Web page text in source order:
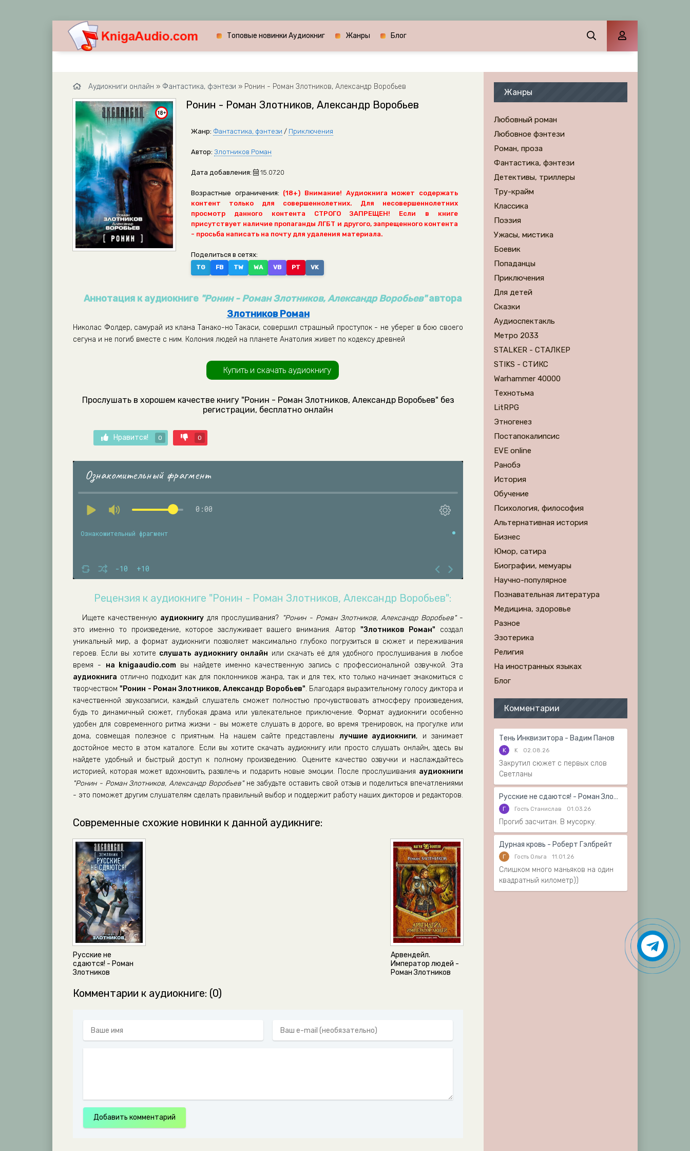
Топовые новинки Аудиокниг Жанры Блог
Аудиокниги онлайн » Фантастика, фэнтези » Ронин - Роман Злотников, Александр Воробьев
Ронин - Роман Злотников, Александр Воробьев
Жанр: Фантастика, фэнтези / Приключения
Автор: Злотников Роман
Дата добавления: 15.07.20
Возрастные ограничения: (18+) Внимание! Аудиокнига может содержать
контент только для совершеннолетних. Для несовершеннолетних
просмотр данного контента СТРОГО ЗАПРЕЩЕН! Если в книге
присутствует наличие пропаганды ЛГБТ и другого, запрещенного контента
- просьба написать на почту для удаления материала.
Поделиться в сетях:
TG FB TW WA VB PT VK
Аннотация к аудиокниге "Ронин - Роман Злотников, Александр Воробьев"автора
Злотников Роман
Николас Фолдер, самурай из клана Танако-но Такаси, совершил страшный проступок - не уберег в бою своего
сегуна и не погиб вместе с ним. Колония людей на планете Анатолия живет по кодексу древней
Купить и скачать аудиокнигу
Прослушать в хорошем качестве книгу "Ронин - Роман Злотников, Александр Воробьев" без
регистрации, бесплатно онлайн
Нравится! 0 0
Ознакомительный фрагмент
0:00
-10 +10
Ознакомительный фрагмент
Рецензия к аудиокниге "Ронин - Роман Злотников, Александр Воробьев":
Ищете качественную аудиокнигу для прослушивания? "Ронин - Роман Злотников, Александр Воробьев"-
это именно то произведение, которое заслуживает вашего внимания. Автор"Злотников Роман" создал
уникальный мир, а формат аудиокниги позволяет максимально глубоко погрузиться в сюжет и переживания
героев. Если вы хотите слушать аудиокнигу онлайн или скачать её для удобного прослушивания в любое
время - на knigaaudio.com вы найдете именно качественную запись с профессиональной озвучкой. Эта
аудиокнига отлично подходит как для поклонников жанра, так и для тех, кто только начинает знакомиться с
творчеством"Ронин - Роман Злотников, Александр Воробьев". Благодаря выразительному голосу диктора и
качественной звукозаписи, каждый слушатель сможет полностью прочувствовать атмосферу произведения,
будь то динамичный сюжет, глубокая драма или увлекательное приключение. Формат аудиокниги особенно
удобен для современного ритма жизни - вы можете слушать в дороге, во время тренировок, на прогулке или
дома, совмещая полезное с приятным. На нашем сайте представлены лучшие аудиокниги, и занимает
достойное место в этом каталоге. Если вы хотите скачать аудиокнигу или просто слушать онлайн, здесь вы
найдете удобный и быстрый доступ к полному произведению. Оцените качество озвучки и наслаждайтесь
историей, которая может вдохновить, развлечь и подарить новые эмоции. После прослушивания аудиокниги
"Ронин - Роман Злотников, Александр Воробьев"не забудьте оставить свой отзыв и поделиться впечатлениями
- это поможет другим слушателям сделать правильный выбор и поддержит работу наших дикторов и редакторов.
Современные схожие новинки к данной аудикниге:
Русские не
сдаются! - Роман
Злотников
Арвендейл.
Император людей -
Роман Злотников
Комментарии к аудиокниге: (0)
Добавить комментарий
Жанры
Любовный роман
Любовное фэнтези
Роман, проза
Фантастика, фэнтези
Детективы, триллеры
Тру-крайм
Классика
Поэзия
Ужасы, мистика
Боевик
Попаданцы
Приключения
Для детей
Сказки
Аудиоспектакль
Метро 2033
STALKER - СТАЛКЕР
STIKS - СТИКС
Warhammer 40000
Технотьма
LitRPG
Этногенез
Постапокалипсис
EVE online
Ранобэ
История
Обучение
Психология, философия
Альтернативная история
Бизнес
Юмор, сатира
Биографии, мемуары
Научно-популярное
Познавательная литература
Медицина, здоровье
Разное
Эзотерика
Религия
На иностранных языках
Блог
Комментарии
Тень Инквизитора - Вадим Панов
K K 02.08.26
Закрутил сюжет с первых слов
Светланы
Русские не сдаются! - Роман Злотников
Г Гость Станислав 01.03.26
Прогиб засчитан. В мусорку.
Дурная кровь - Роберт Гэлбрейт
Г Гость Ольга 11.01.26
Слишком много маньяков на один
квадратный километр))